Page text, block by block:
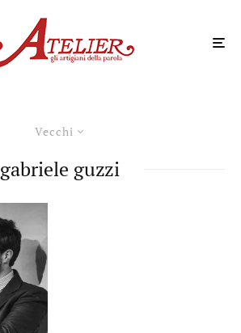
Vecchi
gabriele guzzi